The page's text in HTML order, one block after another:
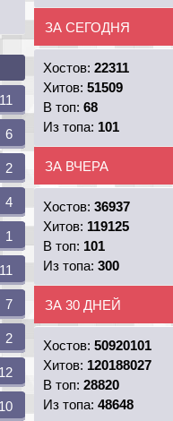
ЗА СЕГОДНЯ
Хостов:22311
Хитов:51509
В топ:68
Из топа: 101
ЗА ВЧЕРА
Хостов:36937
Хитов: 119125
В топ: 101
Из топа:300
ЗА 30 ДНЕЙ
Хостов:50920101
Хитов: 120188027
В топ:28820
Из топа:48648
11
6
2
4
1
11
7
2
12
10